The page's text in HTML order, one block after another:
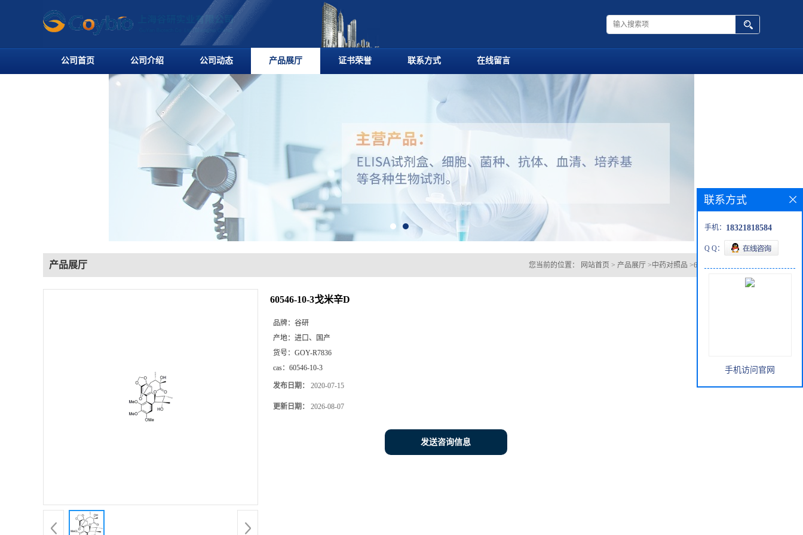
公司首页 公司介绍 公司动态 产品展厅 证书荣誉 联系方式 在线留言
产品展厅 您当前的位置： 网站首页 > 产品展厅 >中药对照品 >60546-10-3戈米辛D
60546-10-3戈米辛D
品牌： 谷研
产地： 进口、国产
货号： GOY-R7836
cas： 60546-10-3
发布日期： 2020-07-15
更新日期： 2026-08-07
发送咨询信息
联系方式
手机： 18321818584
Q Q：
手机访问官网